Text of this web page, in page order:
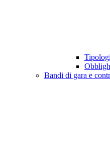
Bandi di gara e